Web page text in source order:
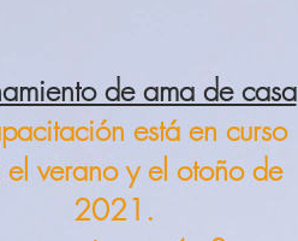
de ama de casa
está en curso
verano y el otoño de
2021.